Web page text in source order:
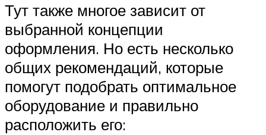
Тут также многое зависит от
выбранной концепции
оформления. Но есть несколько
общих рекомендаций, которые
помогут подобрать оптимальное
оборудование и правильно
расположить его: